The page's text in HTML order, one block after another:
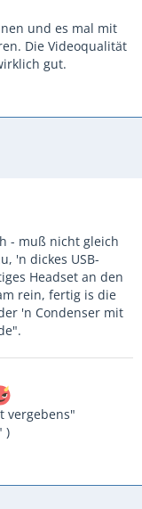
und es mal mit
Die Videoqualität
gut.
- muß nicht gleich
'n dickes USB-
Headset an den
rein, fertig is die
'n Condenser mit
vergebens"
)